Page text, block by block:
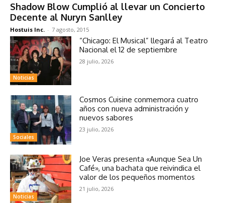
Shadow Blow Cumplió al llevar un Concierto
Decente al Nuryn Sanlley
Hostuis Inc. - 7 agosto, 2015
Noticias
“Chicago: El Musical” llegará al Teatro
Nacional el 12 de septiembre
28 julio, 2026
Sociales
Cosmos Cuisine conmemora cuatro
años con nueva administración y
nuevos sabores
23 julio, 2026
Noticias
Joe Veras presenta «Aunque Sea Un
Café», una bachata que reivindica el
valor de los pequeños momentos
21 julio, 2026